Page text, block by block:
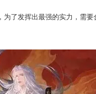
发挥出最强的实力，需要